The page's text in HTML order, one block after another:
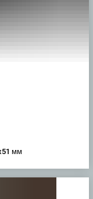
мм